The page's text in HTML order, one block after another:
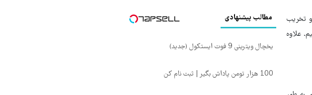
تخریب
علاوه
مطالب پیشنهادی
یخچال ویترینی 9 فوت ایستکول (جدید)
100 هزار تومن پاداش بگیر | ثبت نام کن